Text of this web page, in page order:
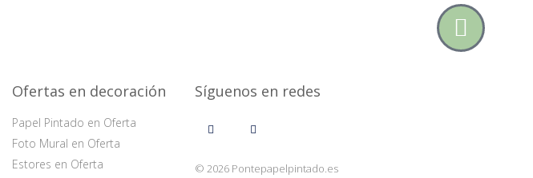
Ofertas en decoración
Papel Pintado en Oferta
Foto Mural en Oferta
Estores en Oferta
Síguenos en redes
© 2026 Pontepapelpintado.es